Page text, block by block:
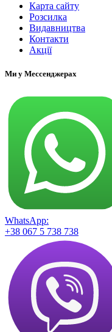
Карта сайту
Розсилка
Видавництва
Контакти
Акції
Ми у Мессенджерах
WhatsApp:
+38 067 5 738 738